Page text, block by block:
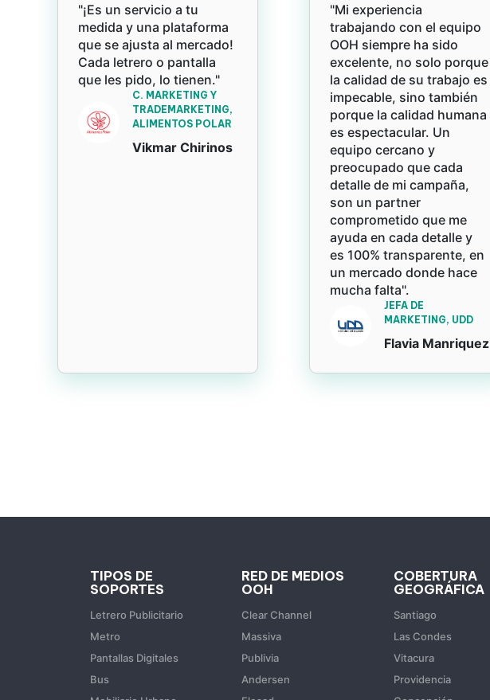
"¡Es un servicio a tu
medida y una plataforma
que se ajusta al mercado!
Cada letrero o pantalla
que les pido, lo tienen."
C. MARKETING Y
TRADEMARKETING,
ALIMENTOS POLAR
Vikmar Chirinos
"Mi experiencia
trabajando con el equipo
OOH siempre ha sido
excelente, no solo porque
la calidad de su trabajo es
impecable, sino también
porque la calidad humana
es espectacular. Un
equipo cercano y
preocupado que cada
detalle de mi campaña,
son un partner
comprometido que me
ayuda en cada detalle y
es 100% transparente, en
un mercado donde hace
mucha falta".
JEFA DE
MARKETING, UDD
Flavia Manriquez
TIPOS DE
SOPORTES
Letrero Publicitario
Metro
Pantallas Digitales
Bus
RED DE MEDIOS
OOH
Clear Channel
Massiva
Publivia
Andersen
COBERTURA
GEOGRÁFICA
Santiago
Las Condes
Vitacura
Providencia